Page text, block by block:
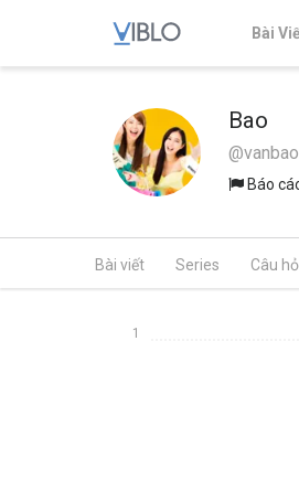
Bài
Bao
Báo
Bài viết Series Câu
1